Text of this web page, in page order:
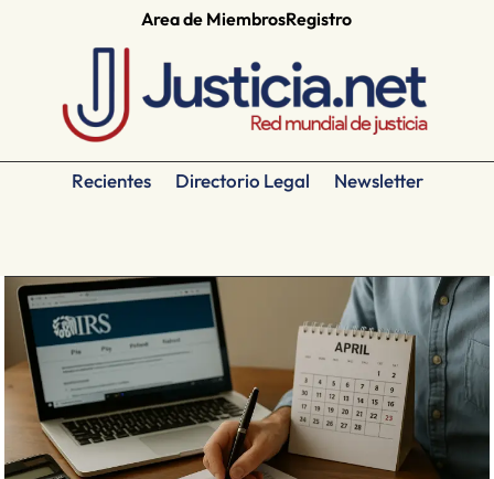
Area de MiembrosRegistro
Recientes Directorio Legal Newsletter